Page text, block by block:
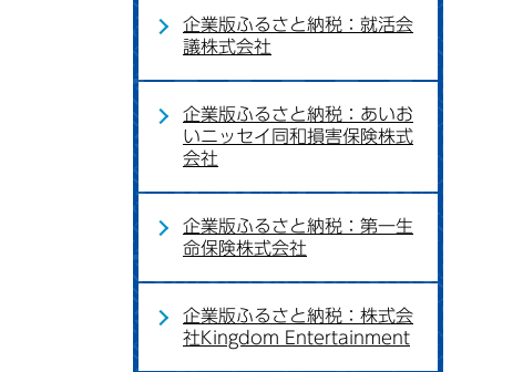
企業版ふるさと納税：就活会
議株式会社
企業版ふるさと納税：あいお
いニッセイ同和損害保険株式
会社
企業版ふるさと納税：第一生
命保険株式会社
企業版ふるさと納税：株式会
社Kingdom Entertainment